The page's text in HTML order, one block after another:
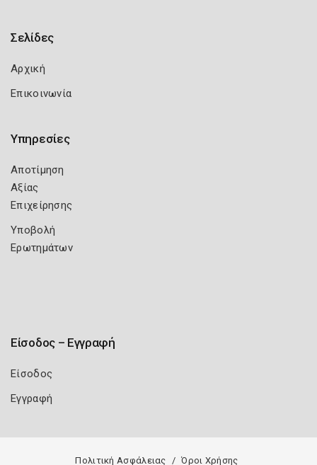
Σελίδες
Αρχική
Επικοινωνία
Υπηρεσίες
Αποτίμηση
Αξίας
Επιχείρησης
Υποβολή
Ερωτημάτων
Είσοδος – Εγγραφή
Είσοδος
Εγγραφή
Πολιτική Ασφάλειας Όροι Χρήσης